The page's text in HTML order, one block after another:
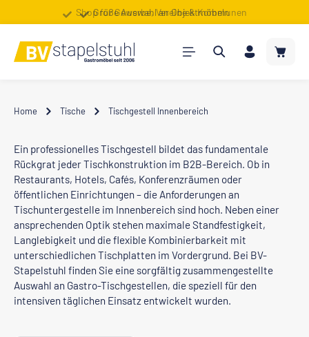
Zum Hauptinhalt springenGroße Auswahl an Objektmöbeln
Shop für Gewerbe, Vereine & Kommunen
Home Tische Tischgestell Innenbereich
Ein professionelles Tischgestell bildet das fundamentale
Rückgrat jeder Tischkonstruktion im B2B-Bereich. Ob in
Restaurants, Hotels, Cafés, Konferenzräumen oder
öffentlichen Einrichtungen – die Anforderungen an
Tischuntergestelle im Innenbereich sind hoch. Neben einer
ansprechenden Optik stehen maximale Standfestigkeit,
Langlebigkeit und die flexible Kombinierbarkeit mit
unterschiedlichen Tischplatten im Vordergrund. Bei BV-
Stapelstuhl finden Sie eine sorgfältig zusammengestellte
Auswahl an Gastro-Tischgestellen, die speziell für den
intensiven täglichen Einsatz entwickelt wurden.